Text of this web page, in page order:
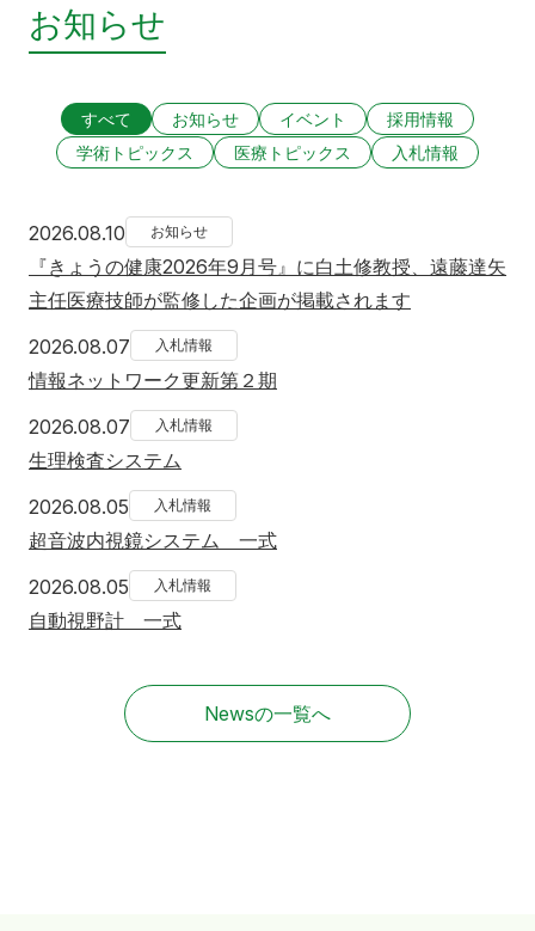
お知らせ
すべて お知らせ イベント
採用情報
学術トピックス
医療トピックス 入札情報
2026.08.10 2026年8月10日
お知らせ
『きょうの健康2026年9月号』に白土修教授、遠藤達矢
主任医療技師が監修した企画が掲載されます
2026.08.07 2026年8月7日
入札情報
情報ネットワーク更新第２期
2026.08.07 2026年8月7日
入札情報
生理検査システム
2026.08.05 2026年8月5日
入札情報
超音波内視鏡システム 一式
2026.08.05 2026年8月5日
入札情報
自動視野計 一式
Newsの一覧へ